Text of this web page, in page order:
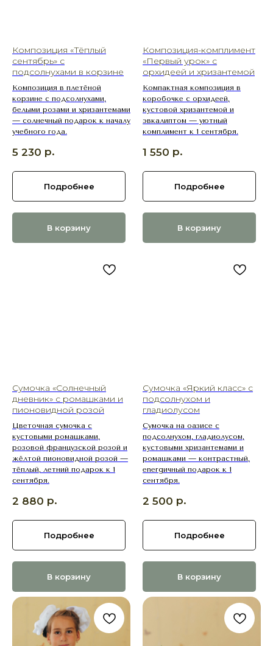
Композиция «Тёплый
сентябрь» с
подсолнухами в корзине
Композиция в плетёной
корзине с подсолнухами,
белыми розами и хризантемами
— солнечный подарок к началу
учебного года.
5 230 р.
Подробнее
В корзину
Композиция-комплимент
«Первый урок» с
орхидеей и хризантемой
Компактная композиция в
коробочке с орхидеей,
кустовой хризантемой и
эвкалиптом — уютный
комплимент к 1 сентября.
1 550 р.
Подробнее
В корзину
Сумочка «Солнечный
дневник» с ромашками и
пионовидной розой
Цветочная сумочка с
кустовыми ромашками,
розовой французской розой и
жёлтой пионовидной розой —
тёплый, летний подарок к 1
сентября.
2 880 р.
Подробнее
В корзину
Сумочка «Яркий класс» с
подсолнухом и
гладиолусом
Сумочка на оазисе с
подсолнухом, гладиолусом,
кустовыми хризантемами и
ромашками — контрастный,
energичный подарок к 1
сентября.
2 500 р.
Подробнее
В корзину